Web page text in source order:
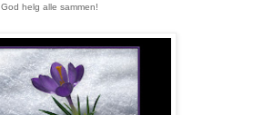
God helg alle sammen!